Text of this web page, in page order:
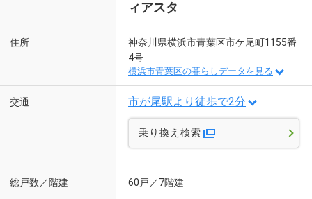
ィアスタ
住所
神奈川県横浜市青葉区市ケ尾町1155番
4号
横浜市青葉区の暮らしデータを見る
交通 市が尾駅より徒歩で2分
乗り換え検索
総戸数／階建 60戸／7階建